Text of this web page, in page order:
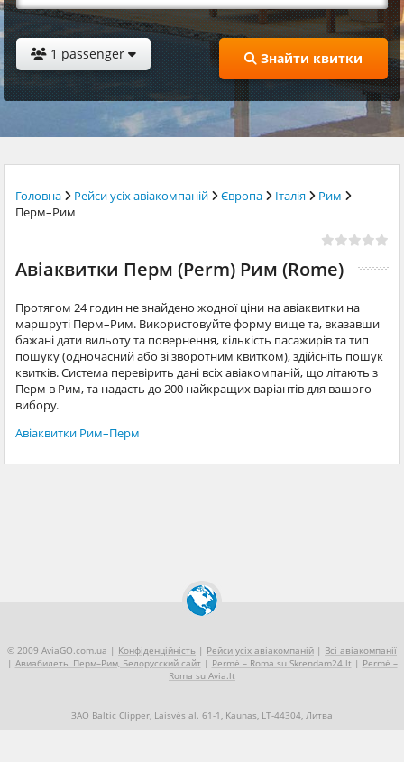
1 passenger Знайти квитки
Головна Рейси усіх авіакомпаній Європа Італія
Рим
Перм–Рим
Авіаквитки Перм (Perm) Рим (Rome)
Протягом 24 годин не знайдено жодної ціни на авіаквитки на
маршруті Перм–Рим. Використовуйте форму вище та, вказавши
бажані дати вильоту та повернення, кількість пасажирів та тип
пошуку (одночасний або зі зворотним квитком), здійсніть пошук
квитків. Система перевірить дані всіх авіакомпаній, що літають з
Перм в Рим, та надасть до 200 найкращих варіантів для вашого
вибору.
Авіаквитки Рим–Перм
© 2009 AviaGO.com.ua | Конфіденційність | Рейси усіх авіакомпаній | Всі авіакомпанії
| Авиабилеты Перм–Рим, Белорусский сайт| Permė – Roma su Skrendam24.lt | Permė –
Roma su Avia.lt
ЗАО Baltic Clipper, Laisvės al. 61-1, Kaunas, LT-44304, Литва